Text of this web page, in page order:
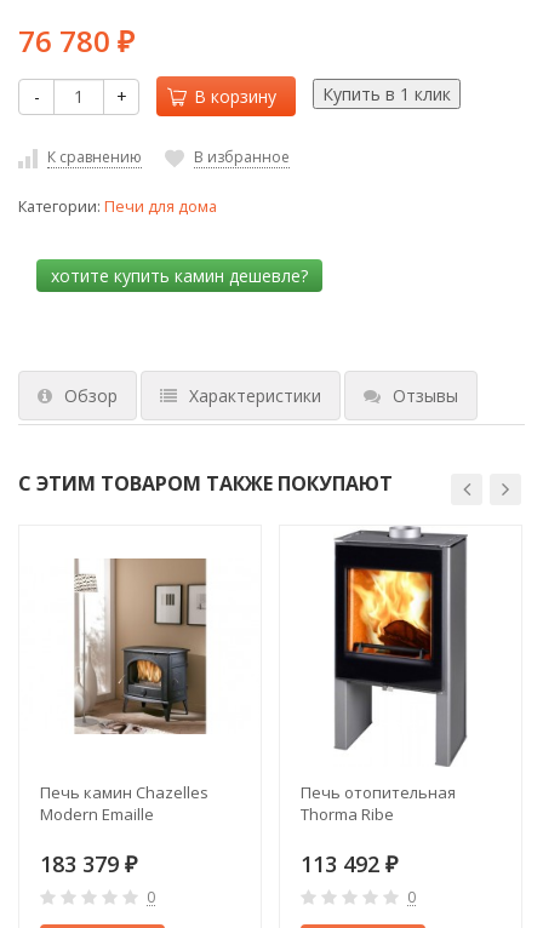
76 780 ₽
- + В корзину
К сравнению В избранное
Категории: Печи для дома
Обзор Характеристики Отзывы
С ЭТИМ ТОВАРОМ ТАКЖЕ ПОКУПАЮТ
Печь камин Chazelles
Modern Emaille
183 379 ₽
0
Печь отопительная
Thorma Ribe
113 492 ₽
0